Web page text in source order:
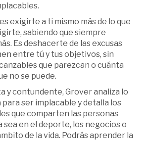
exigirte a ti mismo más de lo que
sabiendo que siempre
Es deshacerte de las excusas
entre tú y tus objetivos, sin
que parezcan o cuánta
no se puede.
y contundente, Grover analiza lo
ser implacable y detalla los
que comparten las personas
sea en el deporte, los negocios o
de la vida. Podrás aprender la